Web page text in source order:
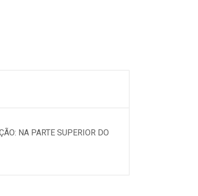
NA PARTE SUPERIOR DO